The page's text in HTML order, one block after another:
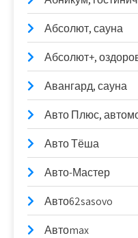
Абсолют, сауна
Абсолют+,
Авангард, сауна
Авто Плюс,
Авто Тёша
Авто-Мастер
Авто62sasovo
Автоmax